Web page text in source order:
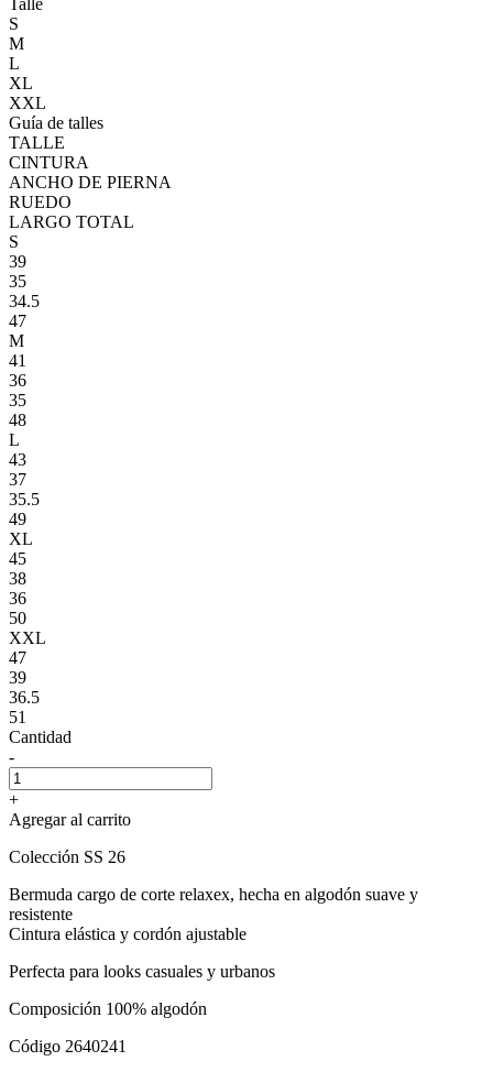
S
M
L
XL
XXL
Guía de talles
TALLE
CINTURA
ANCHO DE PIERNA
RUEDO
LARGO TOTAL
S
39
35
34.5
47
M
41
36
35
48
L
43
37
35.5
49
XL
45
38
36
50
XXL
47
39
36.5
51
Cantidad
-
+
Agregar al carrito
Colección SS 26
Bermuda cargo de corte relaxex, hecha en algodón suave y
resistente
Cintura elástica y cordón ajustable
Perfecta para looks casuales y urbanos
Composición 100% algodón
Código 2640241